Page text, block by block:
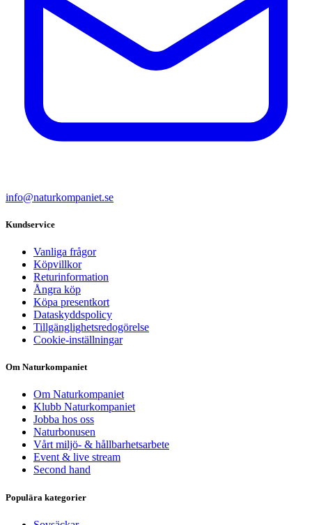
info@naturkompaniet.se
Kundservice
Vanliga frågor
Köpvillkor
Returinformation
Ångra köp
Köpa presentkort
Dataskyddspolicy
Tillgänglighetsredogörelse
Cookie-inställningar
Om Naturkompaniet
Om Naturkompaniet
Klubb Naturkompaniet
Jobba hos oss
Naturbonusen
Vårt miljö- & hållbarhetsarbete
Event & live stream
Second hand
Populära kategorier